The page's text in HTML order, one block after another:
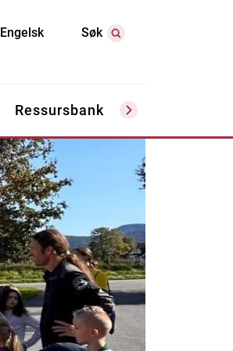
Engelsk Søk
Ressursbank